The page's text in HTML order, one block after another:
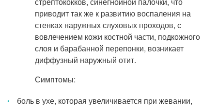
приводит так же к развитию воспаления на
стенках наружных слуховых проходов, с
вовлечением кожи костной части, подкожного
слоя и барабанной перепонки, возникает
диффузный наружный отит.
Симптомы:
боль в ухе, которая увеличивается при жевании,